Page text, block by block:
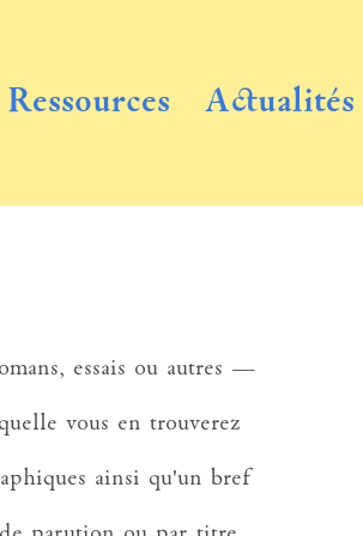
Ressources Actualités
essais ou autres —
vous en trouverez
ainsi qu'un bref